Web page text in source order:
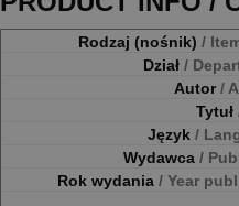
Rodzaj (nośnik) /
Dział /
Autor/
Tytuł
Język /
Wydawca /
Rok wydania / Year